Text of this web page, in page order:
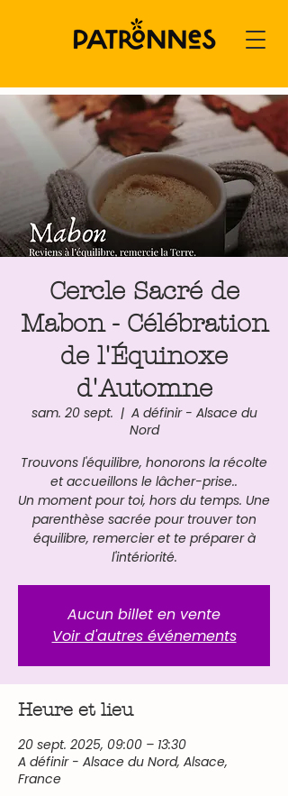
Cercle Sacré de
Mabon - Célébration
de l'Équinoxe
d'Automne
sam. 20 sept.
  |
A définir - Alsace du
Nord
Trouvons l'équilibre, honorons la récolte
et accueillons le lâcher-prise..
Un moment pour toi, hors du temps. Une
parenthèse sacrée pour trouver ton
équilibre, remercier et te préparer à
l'intériorité.
Aucun billet en vente
Voir d'autres événements
Heure et lieu
20 sept. 2025, 09:00 – 13:30
A définir - Alsace du Nord, Alsace,
France